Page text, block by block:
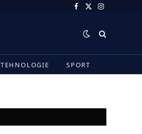
Facebook
X
Instagram
TEHNOLOGIE SPORT